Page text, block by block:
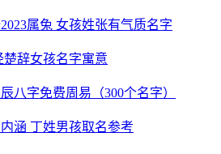
程烽、凯英
沛贤、诚溪
安双、朗腾
卓京、万方
属兔 女孩姓张有气质名字
辞女孩名字寓意
八字免费周易（300个名字）
涵 丁姓男孩取名参考